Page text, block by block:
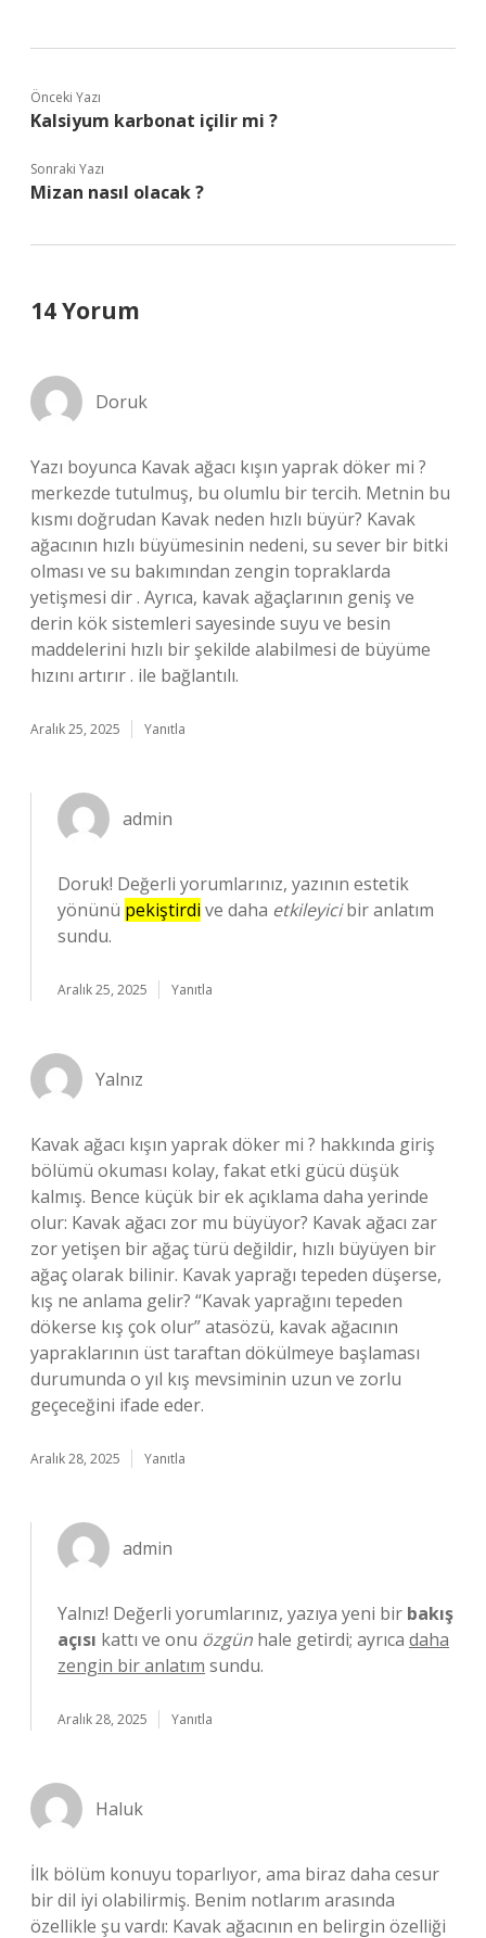
Önceki Yazı
Kalsiyum karbonat içilir mi ?
Sonraki Yazı
Mizan nasıl olacak ?
14 Yorum
Doruk
Yazı boyunca Kavak ağacı kışın yaprak döker mi ?
merkezde tutulmuş, bu olumlu bir tercih. Metnin bu
kısmı doğrudan Kavak neden hızlı büyür? Kavak
ağacının hızlı büyümesinin nedeni, su sever bir bitki
olması ve su bakımından zengin topraklarda
yetişmesi dir . Ayrıca, kavak ağaçlarının geniş ve
derin kök sistemleri sayesinde suyu ve besin
maddelerini hızlı bir şekilde alabilmesi de büyüme
hızını artırır . ile bağlantılı.
Aralık 25, 2025 Yanıtla
admin
Doruk! Değerli yorumlarınız, yazının estetik
yönünü pekiştirdi ve daha etkileyicibir anlatım
sundu.
Aralık 25, 2025 Yanıtla
Yalnız
Kavak ağacı kışın yaprak döker mi ? hakkında giriş
bölümü okuması kolay, fakat etki gücü düşük
kalmış. Bence küçük bir ek açıklama daha yerinde
olur: Kavak ağacı zor mu büyüyor? Kavak ağacı zar
zor yetişen bir ağaç türü değildir, hızlı büyüyen bir
ağaç olarak bilinir. Kavak yaprağı tepeden düşerse,
kış ne anlama gelir? “Kavak yaprağını tepeden
dökerse kış çok olur” atasözü, kavak ağacının
yapraklarının üst taraftan dökülmeye başlaması
durumunda o yıl kış mevsiminin uzun ve zorlu
geçeceğini ifade eder.
Aralık 28, 2025 Yanıtla
admin
Yalnız! Değerli yorumlarınız, yazıya yeni bir bakış
açısı kattı ve onu özgün hale getirdi; ayrıca daha
zengin bir anlatım sundu.
Aralık 28, 2025 Yanıtla
Haluk
İlk bölüm konuyu toparlıyor, ama biraz daha cesur
bir dil iyi olabilirmiş. Benim notlarım arasında
özellikle şu vardı: Kavak ağacının en belirgin özelliği